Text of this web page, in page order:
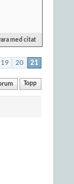
med citat
19 20 21
Topp